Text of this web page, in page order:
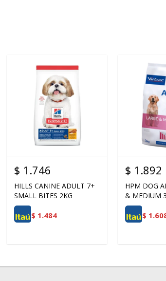
$ 1.746
HILLS CANINE ADULT 7+
SMALL BITES 2KG
$ 1.484
$ 1.892
HPM DOG
& MEDIUM
$